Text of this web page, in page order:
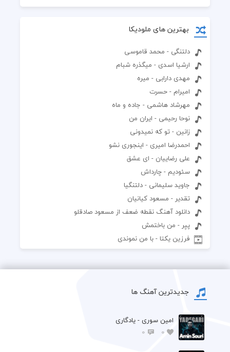
بهترین های ملودیکا
دلتنگی - محمد قاموسی
ارشیا اسدی - میگذره شبام
مهدی دارابی - میره
اميرام - حسرت
مهرشاد هاشمی - جاده و ماه
نوحا رحیمی - ایران من
زانین - تو که نمیدونی
احمدرضا امیری - اینجوری نشو
علی رضاییان - ای عشق
سئودیم - چارداش
جاوید سلیمانی - دلتنگیا
تقدیر - مسعود کیانیان
دانلود آهنگ نقطه ضعف از مسعود صادقلو
پیِر - من باختمش
فرزین یکتا - با من نموندی
جدیدترین آهنگ ها
امین سوری - یادگاری
0
0